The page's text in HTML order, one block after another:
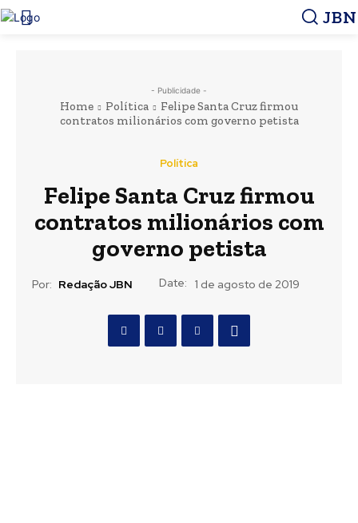
JBN
- Publicidade -
Home Política
Felipe Santa Cruz firmou
contratos milionários com governo petista
Política
Felipe Santa Cruz firmou
contratos milionários com
governo petista
Por: Redação JBN Date: 1 de agosto de 2019